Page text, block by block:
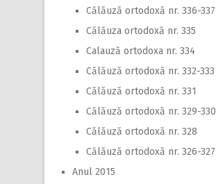
Călăuză ortodoxă nr. 336-337
Călăuza ortodoxă nr. 335
Calauză ortodoxa nr. 334
Călăuză ortodoxă nr. 332-333
Călăuză ortodoxă nr. 331
Călăuză ortodoxă nr. 329-330
Călăuză ortodoxă nr. 328
Călăuză ortodoxă nr. 326-327
Anul 2015